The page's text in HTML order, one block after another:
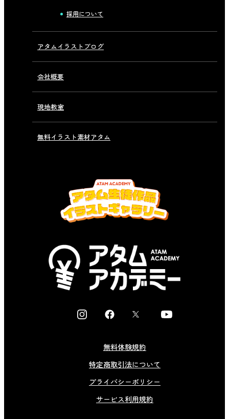
採用について
アタムイラストブログ
会社概要
現地教室
無料イラスト素材アタム
I
a
g
F
e
b
o
k
X
Y
無料体験規約
特定商取引法について
プライバシーポリシー
サービス利用規約